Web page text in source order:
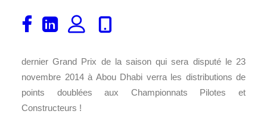
Le Groupe stratégique de la
sont réunis aujourd’hui à
dernier Grand Prix de la saison qui sera disputé le 23
novembre 2014 à Abou Dhabi verra les distributions de
points doublées aux Championnats Pilotes et
Constructeurs !